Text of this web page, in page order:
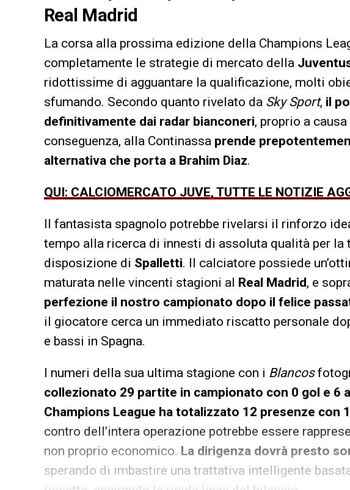
Real Madrid
La corsa alla prossima edizione della Champions
completamente le strategie di mercato della
ridottissime di agguantare la qualificazione, molti
sfumando. Secondo quanto rivelato da Sky Sport, il
definitivamente dai radar bianconeri, proprio a
conseguenza, alla Continassa prende
alternativa che porta a Brahim Diaz.
QUI: CALCIOMERCATO JUVE, TUTTE LE NOTIZIE
Il fantasista spagnolo potrebbe rivelarsi il rinforzo
tempo alla ricerca di innesti di assoluta qualità per la
disposizione di Spalletti. Il calciatore possiede
maturata nelle vincenti stagioni al Real Madrid, e
perfezione il nostro campionato dopo il felice
il giocatore cerca un immediato riscatto personale
e bassi in Spagna.
I numeri della sua ultima stagione con i Blancos
collezionato 29 partite in campionato con 0 gol e 6
Champions League ha totalizzato 12 presenze con
contro dell’intera operazione potrebbe essere
non proprio economico. La dirigenza dovrà presto
sperando di imbastire una trattativa intelligente